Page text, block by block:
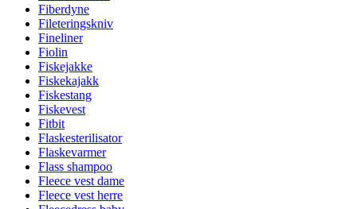
Fiberdyne
Fileteringskniv
Fineliner
Fiolin
Fiskejakke
Fiskekajakk
Fiskestang
Fiskevest
Fitbit
Flaskesterilisator
Flaskevarmer
Flass shampoo
Fleece vest dame
Fleece vest herre